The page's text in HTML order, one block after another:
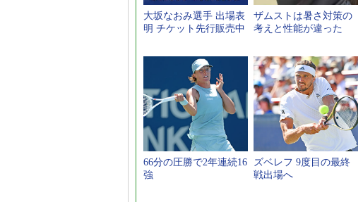
大坂なおみ選手 出場表
明 チケット先行販売中
ザムストは暑さ対策の
考えと性能が違った
66分の圧勝で2年連続16
強
ズベレフ 9度目の最終
戦出場へ